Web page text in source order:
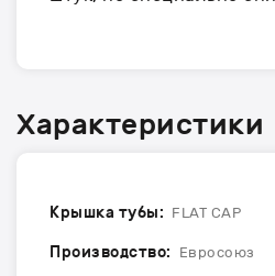
Характеристики
Крышка тубы: FLAT CAP
Производство: Евросоюз